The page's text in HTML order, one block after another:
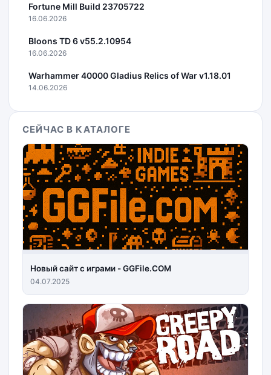
Fortune Mill Build 23705722
16.06.2026
Bloons TD 6 v55.2.10954
16.06.2026
Warhammer 40000 Gladius Relics of War v1.18.01
14.06.2026
СЕЙЧАС В КАТАЛОГЕ
Новый сайт с играми - GGFile.COM
04.07.2025